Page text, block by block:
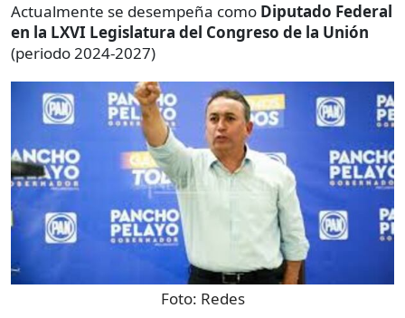
Actualmente se desempeña como Diputado Federal
en la LXVI Legislatura del Congreso de la Unión
(periodo 2024-2027)
Foto: Redes